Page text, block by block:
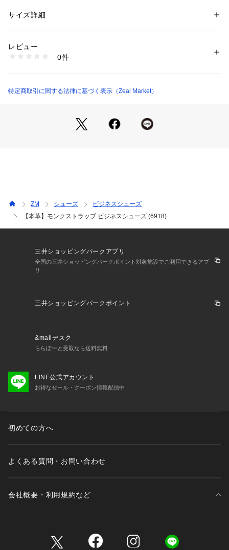
ープで上品な仕上がりになっています。
◆こだわりのデザインを発信するSARABANDE(サラバンド)の
ビジネスシューズ。
を画したデザイン。 ビジネスシーンは勿論、休日のカジュア
性別：メンズ
タグ：ビジネスシューズ
2600000000428
サイズ詳細
レビュー
0件
特定商取引に関する法律に基づく表示（Zeal Market）
ZM シューズ
ビジネスシューズ
【本革】モンクストラップ ビジネスシューズ (6918)
三井ショッピングパークアプリ
全国の三井ショッピングパークポイント対象施設でご利用できるアプ
リ
三井ショッピングパークポイント
&mallデスク
ららぽーと受取なら送料無料
LINE公式アカウント
お得なセール・クーポン情報配信中
初めての方へ
よくある質問・お問い合わせ
会社概要・利用規約など